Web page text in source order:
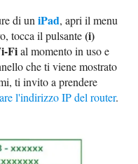
di uniPad, apri il menu
tocca il pulsante(i)
Fial momento in uso e
che ti viene mostrato
ti invito a prendere
l'indirizzo IP del router.